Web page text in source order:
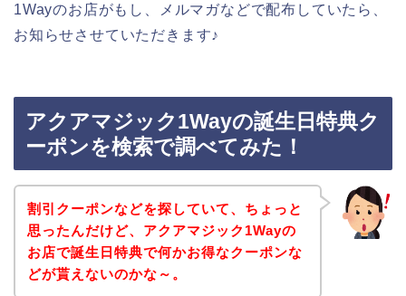
1Wayのお店がもし、メルマガなどで配布していたら、
お知らせさせていただきます♪
アクアマジック1Wayの誕生日特典ク
ーポンを検索で調べてみた！
割引クーポンなどを探していて、ちょっと
思ったんだけど、アクアマジック1Wayの
お店で誕生日特典で何かお得なクーポンな
どが貰えないのかな～。